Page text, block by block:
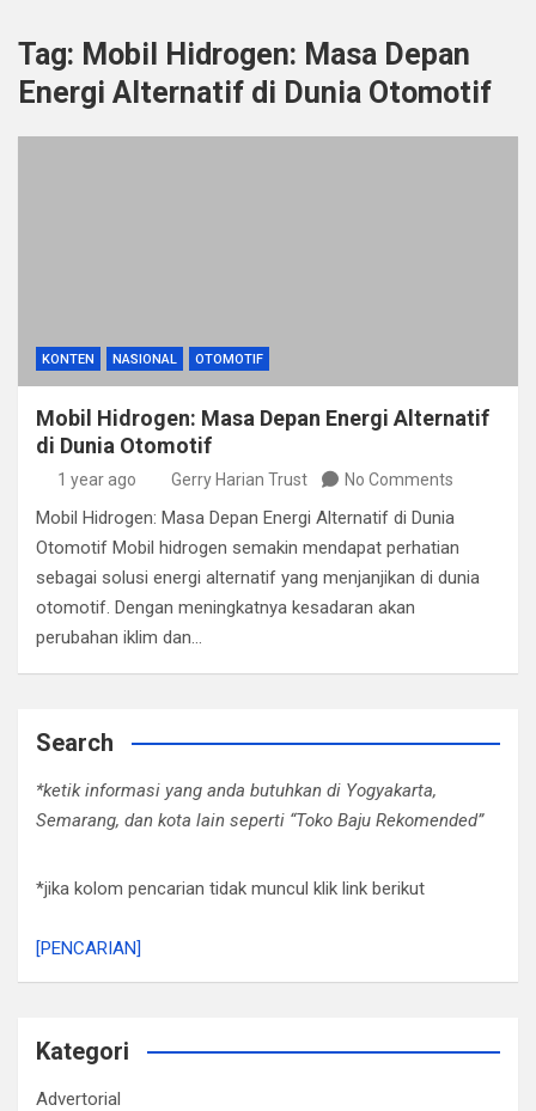
Tag: Mobil Hidrogen: Masa Depan
Energi Alternatif di Dunia Otomotif
KONTEN NASIONAL OTOMOTIF
Mobil Hidrogen: Masa Depan Energi Alternatif
di Dunia Otomotif
1 year ago Gerry Harian Trust No Comments
Mobil Hidrogen: Masa Depan Energi Alternatif di Dunia
Otomotif Mobil hidrogen semakin mendapat perhatian
sebagai solusi energi alternatif yang menjanjikan di dunia
otomotif. Dengan meningkatnya kesadaran akan
perubahan iklim dan…
Search
*ketik informasi yang anda butuhkan di Yogyakarta,
Semarang, dan kota lain seperti “Toko Baju Rekomended”
*jika kolom pencarian tidak muncul klik link berikut
[PENCARIAN]
Kategori
Advertorial